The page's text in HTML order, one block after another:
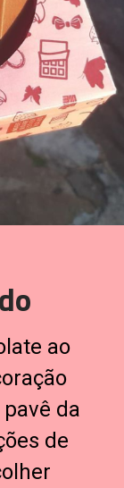
ao
da
de